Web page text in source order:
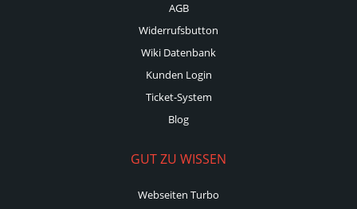
AGB
Widerrufsbutton
Wiki Datenbank
Kunden Login
Ticket-System
Blog
GUT ZU WISSEN
Webseiten Turbo